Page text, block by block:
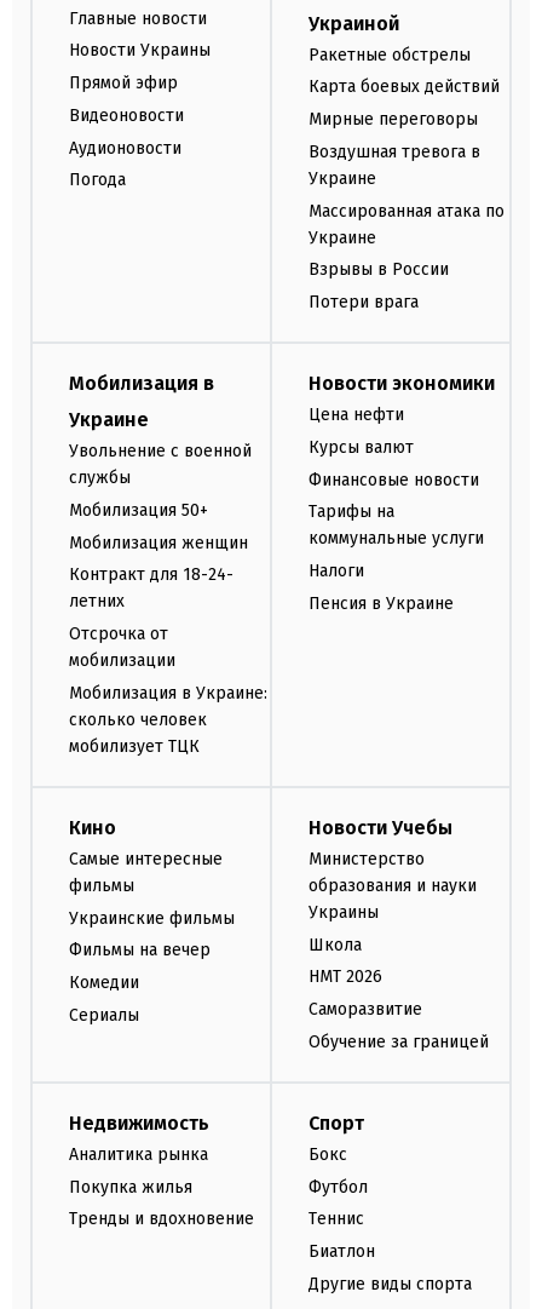
Главные новости
Новости Украины
Прямой эфир
Видеоновости
Аудионовости
Погода
Украиной
Ракетные обстрелы
Карта боевых действий
Мирные переговоры
Воздушная тревога в
Украине
Массированная атака по
Украине
Взрывы в России
Потери врага
Мобилизация в
Украине
Увольнение с военной
службы
Мобилизация 50+
Мобилизация женщин
Контракт для 18-24-
летних
Отсрочка от
мобилизации
Мобилизация в Украине:
сколько человек
мобилизует ТЦК
Новости экономики
Цена нефти
Курсы валют
Финансовые новости
Тарифы на
коммунальные услуги
Налоги
Пенсия в Украине
Кино
Самые интересные
фильмы
Украинские фильмы
Фильмы на вечер
Комедии
Сериалы
Новости Учебы
Министерство
образования и науки
Украины
Школа
НМТ 2026
Саморазвитие
Обучение за границей
Недвижимость
Аналитика рынка
Покупка жилья
Тренды и вдохновение
Спорт
Бокс
Футбол
Теннис
Биатлон
Другие виды спорта